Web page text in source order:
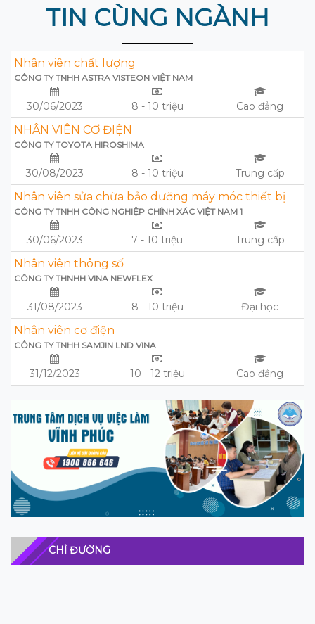
TIN CÙNG NGÀNH
Nhân viên chất lượng
CÔNG TY TNHH ASTRA VISTEON VIỆT NAM
30/06/2023 8 - 10 triệu Cao đẳng
NHÂN VIÊN CƠ ĐIỆN
CÔNG TY TOYOTA HIROSHIMA
30/08/2023 8 - 10 triệu Trung cấp
Nhân viên sửa chữa bảo dưỡng máy móc thiết bị
CÔNG TY TNHH CÔNG NGHIỆP CHÍNH XÁC VIỆT NAM 1
30/06/2023 7 - 10 triệu Trung cấp
Nhân viên thông số
CÔNG TY THNHH VINA NEWFLEX
31/08/2023 8 - 10 triệu Đại học
Nhân viên cơ điện
CÔNG TY TNHH SAMJIN LND VINA
31/12/2023 10 - 12 triệu Cao đẳng
CHỈ ĐƯỜNG